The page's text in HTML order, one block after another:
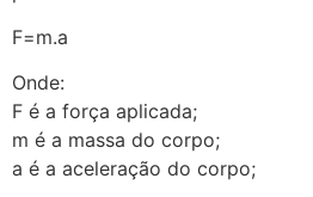
F=m.a
Onde:
F é a força aplicada;
m é a massa do corpo;
a é a aceleração do corpo;